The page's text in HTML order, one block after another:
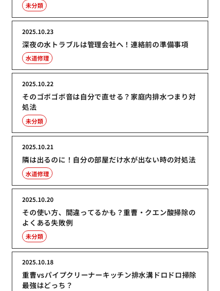
未分類
深夜の水トラブルは管理会社へ！連絡前の準備事項
2025.10.23
水道修理
そのゴボゴボ音は自分で直せる？家庭内排水つまり対
処法
2025.10.22
未分類
隣は出るのに！自分の部屋だけ水が出ない時の対処法
2025.10.21
水道修理
その使い方、間違ってるかも？重曹・クエン酸掃除の
よくある失敗例
2025.10.20
未分類
重曹vsパイプクリーナーキッチン排水溝ドロドロ掃除
最強はどっち？
2025.10.18